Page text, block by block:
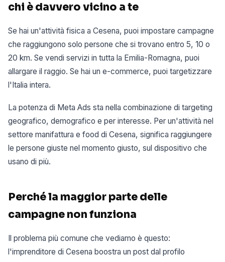
chi è davvero vicino a te
Se hai un'attività fisica a Cesena, puoi impostare campagne
che raggiungono solo persone che si trovano entro 5, 10 o
20 km. Se vendi servizi in tutta la Emilia-Romagna, puoi
allargare il raggio. Se hai un e-commerce, puoi targetizzare
l'Italia intera.
La potenza di Meta Ads sta nella combinazione di targeting
geografico, demografico e per interesse. Per un'attività nel
settore manifattura e food di Cesena, significa raggiungere
le persone giuste nel momento giusto, sul dispositivo che
usano di più.
Perché la maggior parte delle
campagne non funziona
Il problema più comune che vediamo è questo:
l'imprenditore di Cesena boostra un post dal profilo